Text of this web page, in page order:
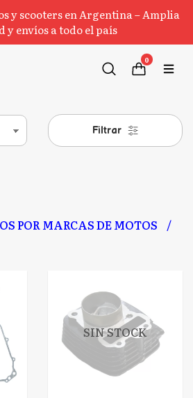
y scooters en Argentina – Amplia
y envíos a todo el país
0
Filtrar
POR MARCAS DE MOTOS
SIN STOCK